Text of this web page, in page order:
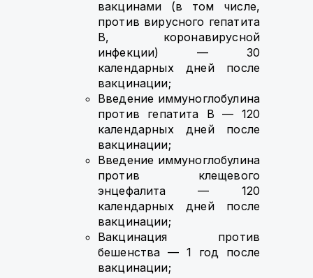
вакцинами (в том числе,
против вирусного гепатита
B, коронавирусной
инфекции) — 30
календарных дней после
вакцинации;
Введение иммуноглобулина
против гепатита B — 120
календарных дней после
вакцинации;
Введение иммуноглобулина
против клещевого
энцефалита — 120
календарных дней после
вакцинации;
Вакцинация против
бешенства — 1 год после
вакцинации;